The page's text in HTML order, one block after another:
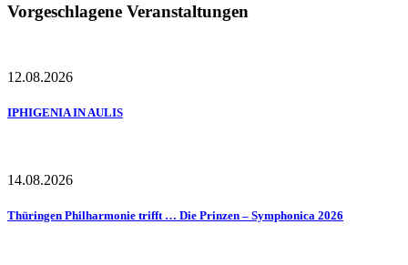
Vorgeschlagene Veranstaltungen
12.08.2026
IPHIGENIA IN AULIS
14.08.2026
Thüringen Philharmonie trifft … Die Prinzen – Symphonica 2026